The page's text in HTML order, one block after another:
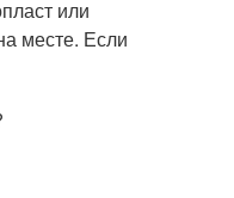
или
месте. Если